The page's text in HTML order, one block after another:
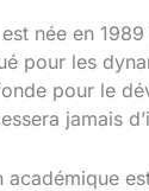
née en
pour les
pour le
jamais
académique